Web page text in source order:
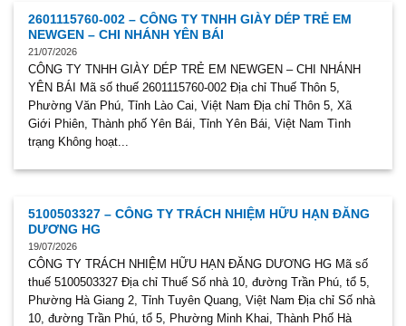
2601115760-002 – CÔNG TY TNHH GIÀY DÉP TRẺ EM
NEWGEN – CHI NHÁNH YÊN BÁI
21/07/2026
CÔNG TY TNHH GIÀY DÉP TRẺ EM NEWGEN – CHI NHÁNH
YÊN BÁI Mã số thuế 2601115760-002 Địa chỉ Thuế Thôn 5,
Phường Văn Phú, Tỉnh Lào Cai, Việt Nam Địa chỉ Thôn 5, Xã
Giới Phiên, Thành phố Yên Bái, Tỉnh Yên Bái, Việt Nam Tình
trạng Không hoạt...
5100503327 – CÔNG TY TRÁCH NHIỆM HỮU HẠN ĐĂNG
DƯƠNG HG
19/07/2026
CÔNG TY TRÁCH NHIỆM HỮU HẠN ĐĂNG DƯƠNG HG Mã số
thuế 5100503327 Địa chỉ Thuế Số nhà 10, đường Trần Phú, tổ 5,
Phường Hà Giang 2, Tỉnh Tuyên Quang, Việt Nam Địa chỉ Số nhà
10, đường Trần Phú, tổ 5, Phường Minh Khai, Thành Phố Hà